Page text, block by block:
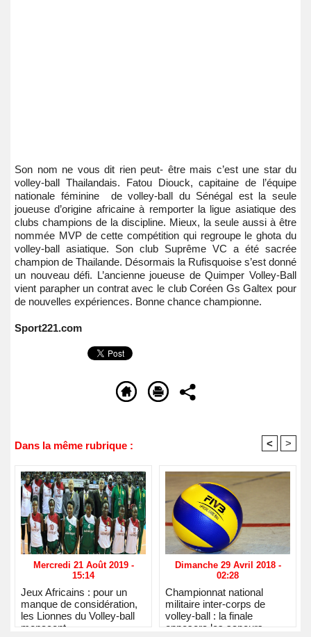
Son nom ne vous dit rien peut- être mais c’est une star du
volley-ball Thailandais. Fatou Diouck, capitaine de l’équipe
nationale féminine de volley-ball du Sénégal est la seule
joueuse d’origine africaine à remporter la ligue asiatique des
clubs champions de la discipline. Mieux, la seule aussi à être
nommée MVP de cette compétition qui regroupe le ghota du
volley-ball asiatique. Son club Suprême VC a été sacrée
champion de Thailande. Désormais la Rufisquoise s’est donné
un nouveau défi. L’ancienne joueuse de Quimper Volley-Ball
vient parapher un contrat avec le club Coréen Gs Galtex pour
de nouvelles expériences. Bonne chance championne.
Sport221.com
Dans la même rubrique : < >
Mercredi 21 Août 2019 -
15:14
Jeux Africains : pour un
manque de considération,
les Lionnes du Volley-ball
menacent…
Dimanche 29 Avril 2018 -
02:28
Championnat national
militaire inter-corps de
volley-ball : la finale
opposera les sapeurs